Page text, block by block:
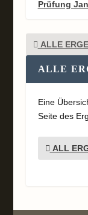
Prüfung
ALLE
ALLE
Eine
Seite des
ALL